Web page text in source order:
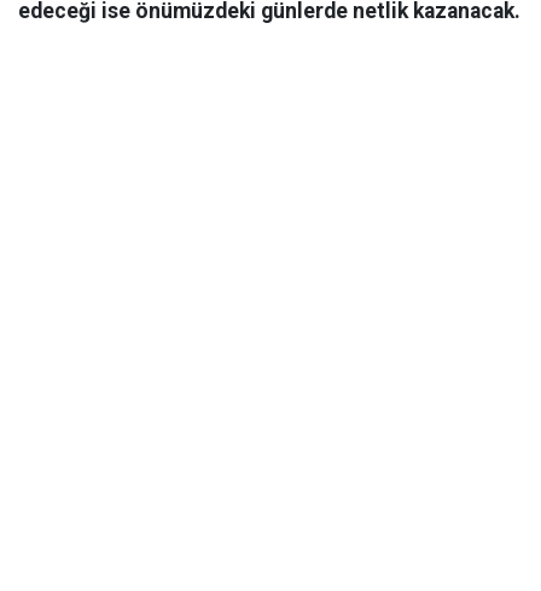
edeceği ise önümüzdeki günlerde netlik kazanacak.